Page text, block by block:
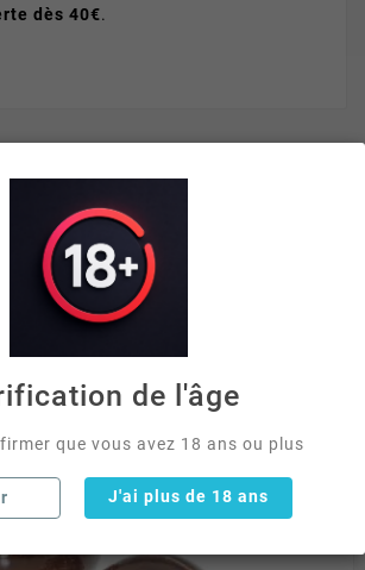
dès 40€.
 
de l'âge
que vous avez 18 ans ou plus
J'ai plus de 18 ans